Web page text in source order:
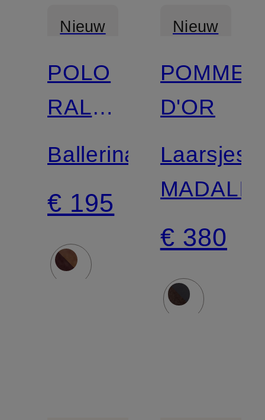
Nieuw
POLO
RALPH
LAUREN
Ballerina's
€ 195
Nieuw
POMME
D'OR
Laarsjes
€ 380